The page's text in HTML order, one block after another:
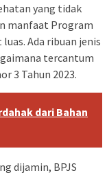
yang tidak
manfaat Program
Ada ribuan jenis
tercantum
3 Tahun 2023.
dari Bahan
dijamin, BPJS